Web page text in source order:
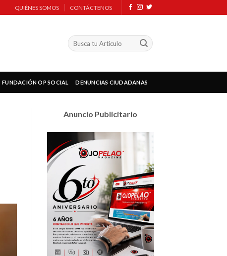
QUIÉNES SOMOS CONTÁCTENOS
FUNDACIÓN OP SOCIAL DENUNCIAS CIUDADANAS
Anuncio Publicitario